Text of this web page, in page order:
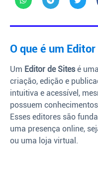
O que é um
Um Editor de Sitesé
criação, edição e
intuitiva e acessível,
possuem
Esses editores são
uma presença online,
ou uma loja virtual.